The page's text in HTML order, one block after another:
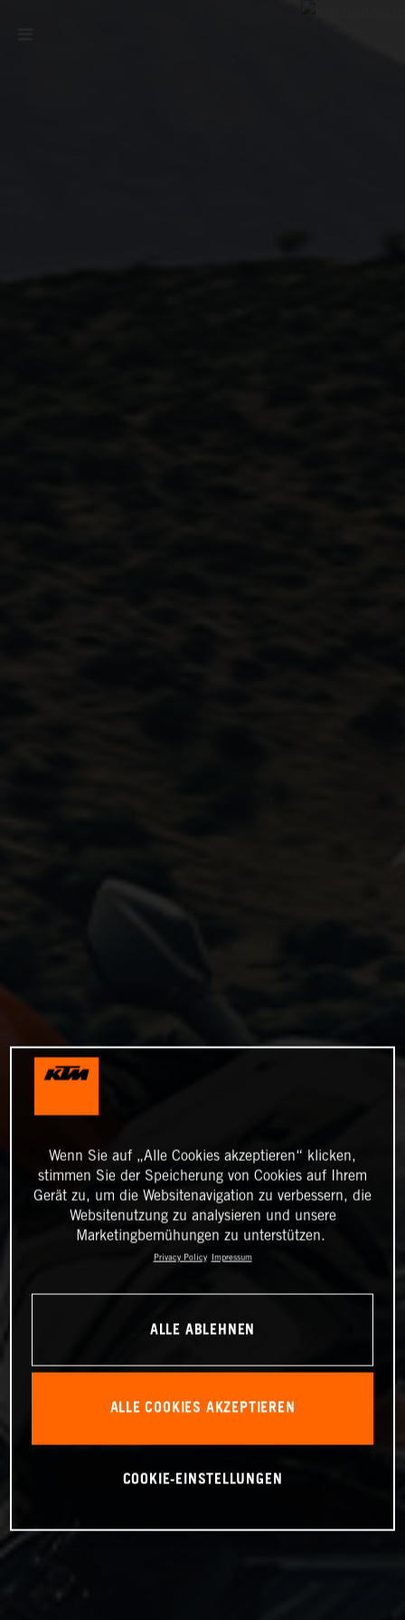
Wenn Sie auf „Alle Cookies akzeptieren“ klicken,
stimmen Sie der Speicherung von Cookies auf Ihrem
Gerät zu, um die Websitenavigation zu verbessern, die
Websitenutzung zu analysieren und unsere
Marketingbemühungen zu unterstützen.
Privacy Policy Impressum
ALLE ABLEHNEN
ALLE COOKIES AKZEPTIEREN
COOKIE-EINSTELLUNGEN